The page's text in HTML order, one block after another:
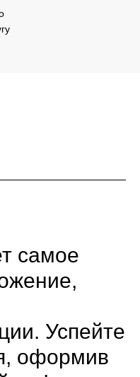
самое
Успейте
оформив